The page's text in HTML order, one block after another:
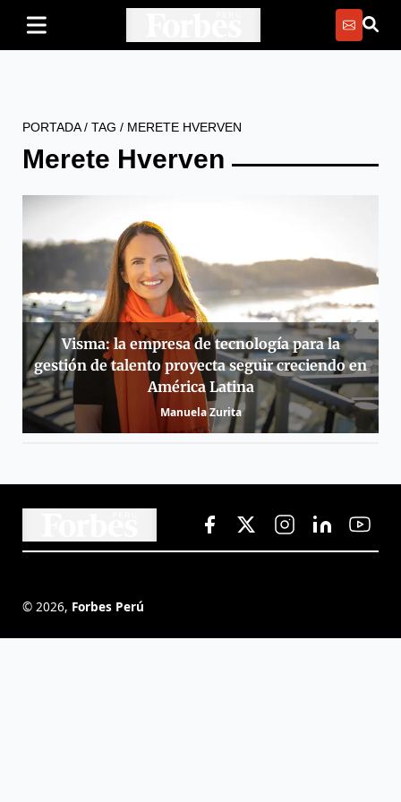
PORTADA/ TAG / MERETE HVERVEN
Merete Hverven
Visma: la empresa de tecnología para la
gestión de talento proyecta seguir creciendo en
América Latina
Manuela Zurita
© 2026, Forbes Perú